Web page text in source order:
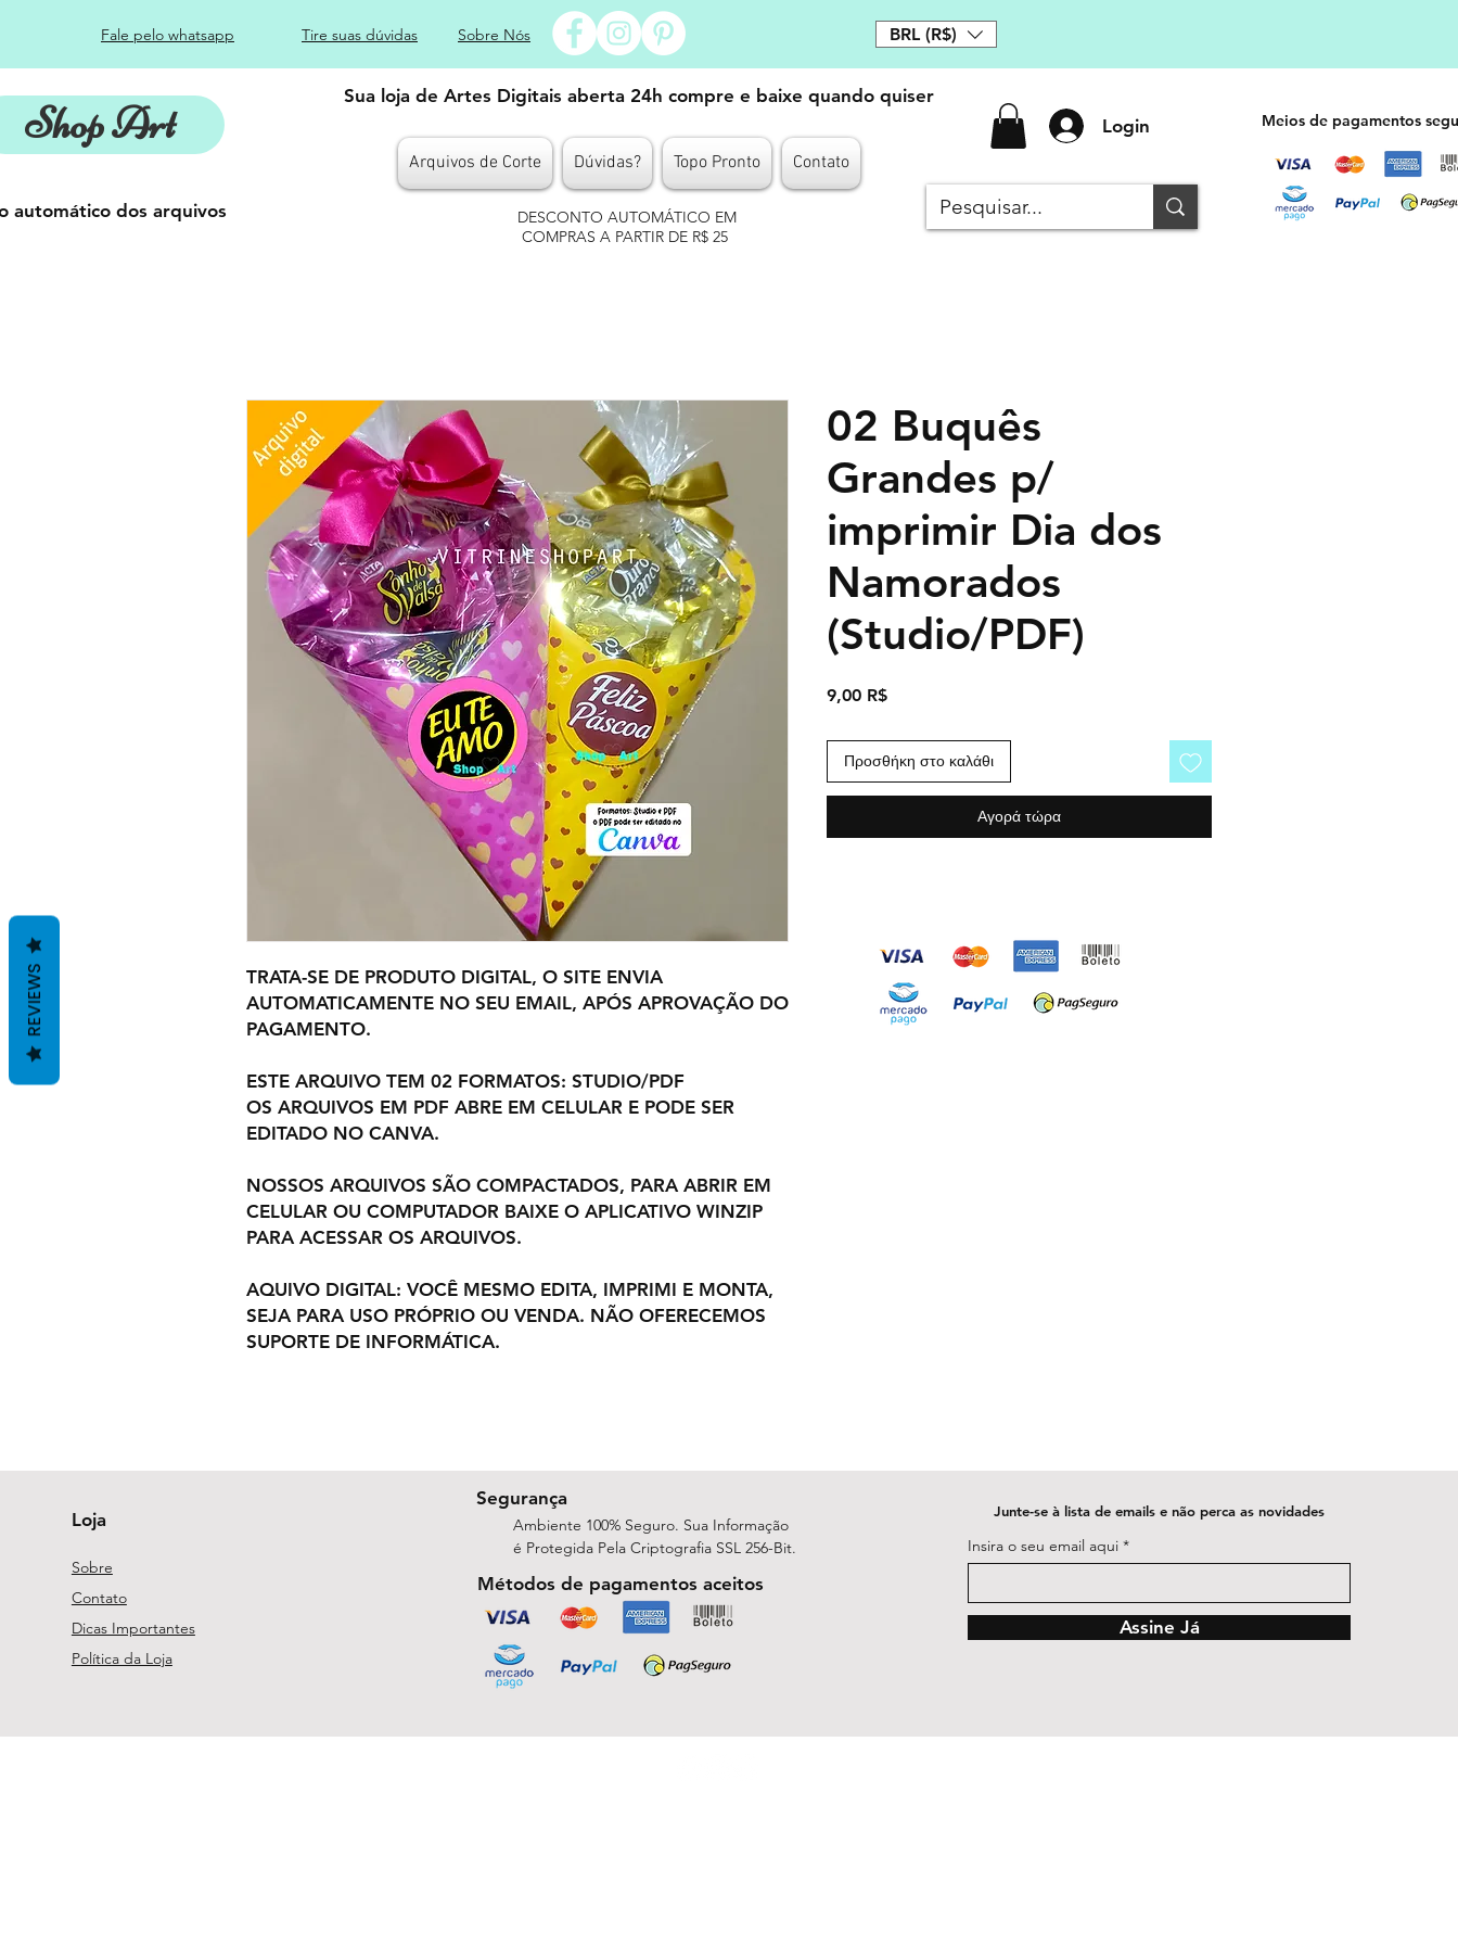
Fale pelo whatsapp Tire suas dúvidas Sobre Nós BRL (R$)
Shop Art
Sua loja de Artes Digitais aberta 24h compre e baixe quando quiser
Arquivos de Corte Dúvidas? Topo Pronto Contato
Login
automático dos arquivos
DESCONTO AUTOMÁTICO EM
COMPRAS A PARTIR DE R$ 25
Meios de pagamentos
TRATA-SE DE PRODUTO DIGITAL, O SITE ENVIA
AUTOMATICAMENTE NO SEU EMAIL, APÓS APROVAÇÃO DO
PAGAMENTO.
ESTE ARQUIVO TEM 02 FORMATOS: STUDIO/PDF
OS ARQUIVOS EM PDF ABRE EM CELULAR E PODE SER
EDITADO NO CANVA.
NOSSOS ARQUIVOS SÃO COMPACTADOS, PARA ABRIR EM
CELULAR OU COMPUTADOR BAIXE O APLICATIVO WINZIP
PARA ACESSAR OS ARQUIVOS.
AQUIVO DIGITAL: VOCÊ MESMO EDITA, IMPRIMI E MONTA,
SEJA PARA USO PRÓPRIO OU VENDA. NÃO OFERECEMOS
SUPORTE DE INFORMÁTICA.
02 Buquês
Grandes p/
imprimir Dia dos
Namorados
(Studio/PDF)
9,00 R$Τιμή
Προσθήκη στο καλάθι
Αγορά τώρα
Loja
Sobre
Contato
Dicas Importantes
Política da Loja
Segurança
Ambiente 100% Seguro. Sua Informação
é Protegida Pela Criptografia SSL 256-Bit.
Métodos de pagamentos aceitos
Junte-se à lista de emails e não perca as novidades
Insira o seu email aqui
Assine Já
REVIEWS